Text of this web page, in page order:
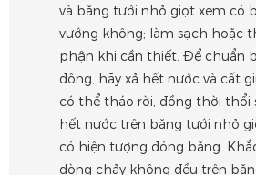
và băng tưới nhỏ giọt xem có
vướng không; làm sạch hoặc
phận khi cần thiết. Để chuẩn
đông, hãy xả hết nước và cất
có thể tháo rời, đồng thời thổi
hết nước trên băng tưới nhỏ
có hiện tượng đóng băng.
dòng chảy không đều trên